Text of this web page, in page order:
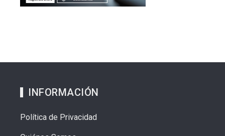
INFORMACIÓN
Política de Privacidad